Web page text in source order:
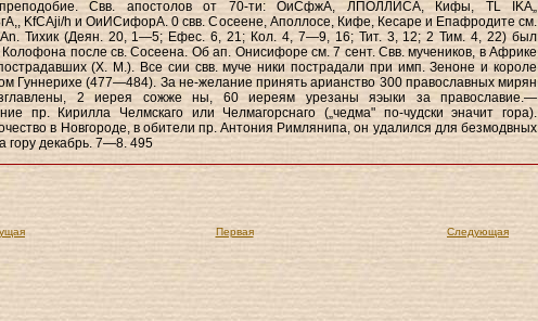
Свв. апостолов от 70-ти: ОиСфжА, ЛПОЛЛИСА, Кифы, TL IKA„
KfCAji/h и ОиИСифорА. 0 свв. Сосеене, Аполлосе, Кифе, Кесаре и Епафродите см.
Тихик (Деян. 20, 1—5; Ефес. 6, 21; Кол. 4, 7—9, 16; Тит. 3, 12; 2 Тим. 4, 22) был
Колофона после св. Сосеена. Об ап. Онисифоре см. 7 сент. Свв. мучеников, в Африке
(X. M.). Все сии свв. муче ники пострадали при имп. Зеноне и короле
Гуннерихе (477—484). За не-желание принять арианство 300 православных мирян
2 иерея сожже ны, 60 иереям урезаны яэыки за православие.—
пр. Кирилла Челмскаго или Челмагорснаго („чедма" по-чудски эначит гора).
в Новгороде, в обители пр. Антония Римлянипа, он удалился для безмодвных
гору декабрь. 7—8. 495
Первая Следующая